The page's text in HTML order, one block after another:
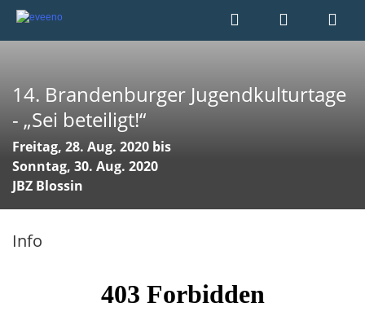
14. Brandenburger Jugendkulturtage
- „Sei beteiligt!“
Freitag, 28. Aug. 2020 bis
Sonntag, 30. Aug. 2020
JBZ Blossin
Info